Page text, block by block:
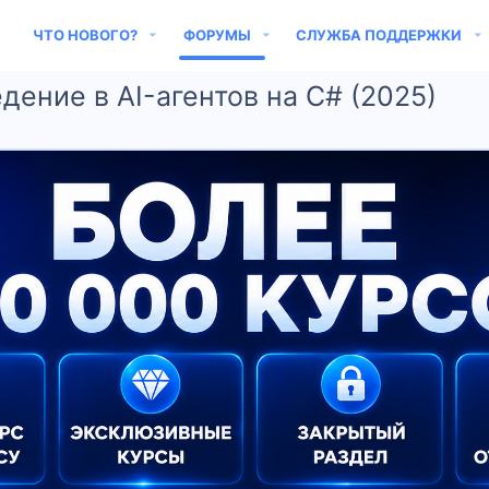
ЧТО НОВОГО? ФОРУМЫ СЛУЖБА ПОДДЕРЖКИ
в AI-агентов на C# (2025)